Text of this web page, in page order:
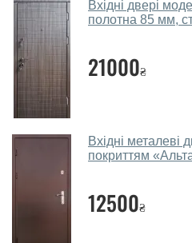
Які двері
Наші рекомендації залежать
параметрів, бюджету та
вхідних дверей проводиться
кожного відвідувача.
Так, робимо. Наші фахівці
консультацію на виїзді. Кожен
собою каталоги кольорів та
консультації Ви можете
Вхідні двері
полотна 85 мм,
21000₴
Вхідні металеві
покриттям
12500₴